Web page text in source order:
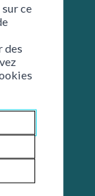
ce
des